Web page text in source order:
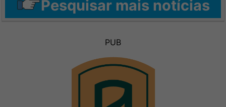
Pesquisar mais notícias
PUB